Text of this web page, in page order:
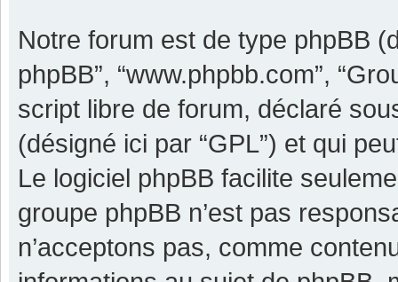
Notre forum est de type phpBB
phpBB”, “www.phpbb.com”,
script libre de forum, déclaré
(désigné ici par “GPL”) et qui
Le logiciel phpBB facilite
groupe phpBB n’est pas
n’acceptons pas, comme